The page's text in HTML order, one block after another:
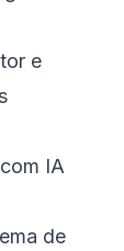
e
IA
de